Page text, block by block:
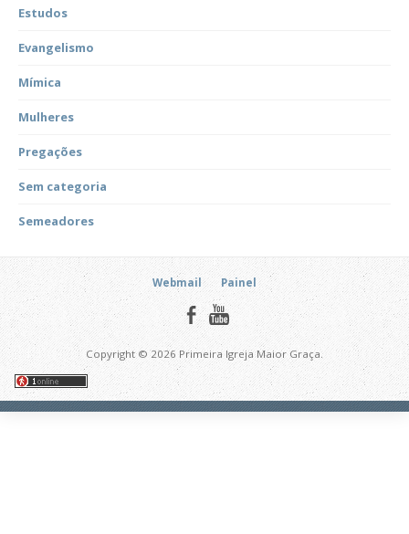
Estudos
Evangelismo
Mímica
Mulheres
Pregações
Sem categoria
Semeadores
Webmail Painel
Copyright © 2026 Primeira Igreja Maior Graça.